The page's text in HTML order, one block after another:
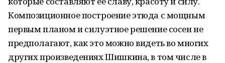
Композиционное построение этюда с мощным
первым планом и силуэтное решение сосен не
предполагают, как это можно видеть во многих
других произведениях Шишкина, в том числе в